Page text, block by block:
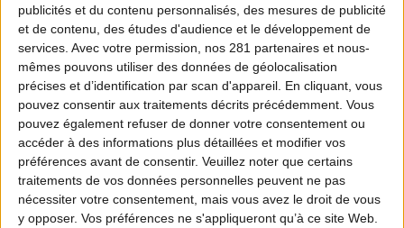
publicités et du contenu personnalisés, des mesures de publicité
et de contenu, des études d'audience et le développement de
services. Avec votre permission, nos 281 partenaires et nous-
mêmes pouvons utiliser des données de géolocalisation
précises et d’identification par scan d'appareil. En cliquant, vous
pouvez consentir aux traitements décrits précédemment. Vous
pouvez également refuser de donner votre consentement ou
accéder à des informations plus détaillées et modifier vos
préférences avant de consentir. Veuillez noter que certains
traitements de vos données personnelles peuvent ne pas
nécessiter votre consentement, mais vous avez le droit de vous
y opposer. Vos préférences ne s'appliqueront qu’à ce site Web.